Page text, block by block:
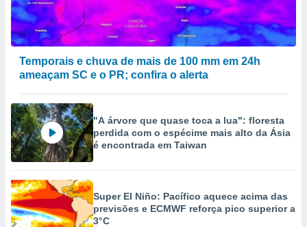
Temporais e chuva de mais de 100 mm em 24h
ameaçam SC e o PR; confira o alerta
"A árvore que quase toca a lua": floresta
perdida com o espécime mais alto da Ásia
é encontrada em Taiwan
Super El Niño: Pacífico aquece acima das
previsões e ECMWF reforça pico superior a
3°C